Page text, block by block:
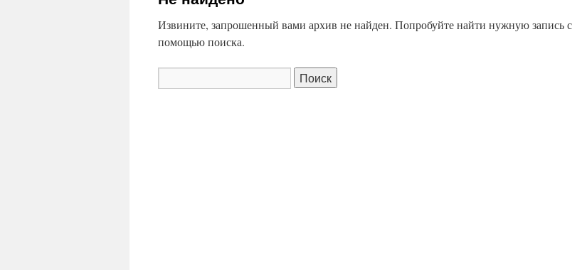
Извините, запрошенный вами архив не найден. Попробуйте найти нужную запись с
помощью поиска.